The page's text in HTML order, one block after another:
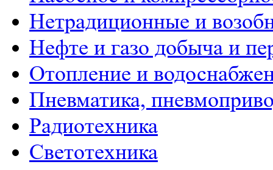
Нетрадиционные и
Нефте и газо добыча и
Отопление и
Пневматика,
Радиотехника
Светотехника